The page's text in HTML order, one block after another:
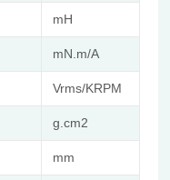
mH
mN.m/A
Vrms/KRPM
g.cm2
mm